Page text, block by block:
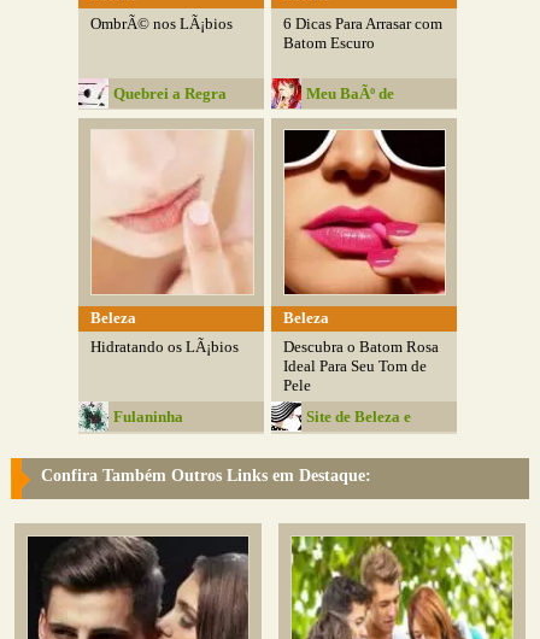
OmbrÃ© nos LÃ¡bios
Quebrei a Regra
6 Dicas Para Arrasar com
Batom Escuro
Meu BaÃº de
Estrelas
Beleza
Hidratando os LÃ¡bios
Fulaninha
Beleza
Descubra o Batom Rosa
Ideal Para Seu Tom de
Pele
Site de Beleza e
Confira Também Outros Links em Destaque: